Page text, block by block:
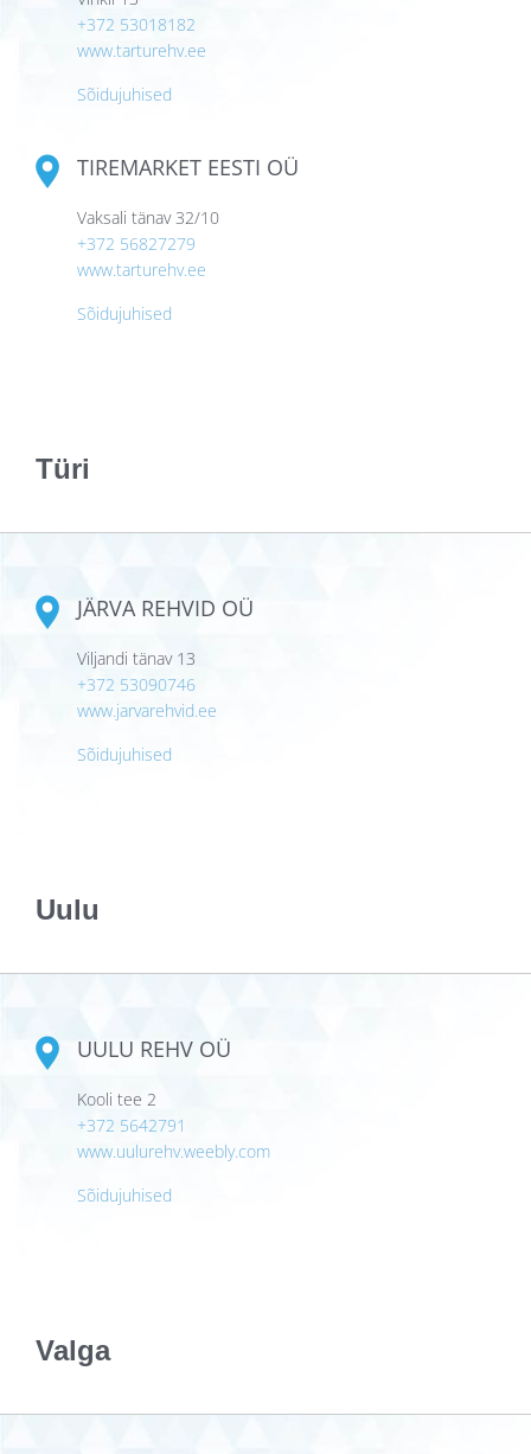
+372 53018182
www.tarturehv.ee
Sõidujuhised
TIREMARKET EESTI OÜ
Vaksali tänav 32/10
+372 56827279
www.tarturehv.ee
Sõidujuhised
Türi
JÄRVA REHVID OÜ
Viljandi tänav 13
+372 53090746
www.jarvarehvid.ee
Sõidujuhised
Uulu
UULU REHV OÜ
Kooli tee 2
+372 5642791
www.uulurehv.weebly.com
Sõidujuhised
Valga